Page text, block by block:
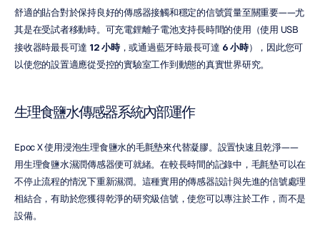
舒適的貼合對於保持良好的傳感器接觸和穩定的信號質量至關重要——尤
其是在受試者移動時。可充電鋰離子電池支持長時間的使用（使用 USB
接收器時最長可達 12 小時，或通過藍牙時最長可達 6 小時），因此您可
以使您的設置適應從受控的實驗室工作到動態的真實世界研究。
生理食鹽水傳感器系統內部運作
Epoc X 使用浸泡生理食鹽水的毛氈墊來代替凝膠。設置快速且乾淨——
用生理食鹽水濕潤傳感器便可就緒。在較長時間的記錄中，毛氈墊可以在
不停止流程的情況下重新濕潤。這種實用的傳感器設計與先進的信號處理
相結合，有助於您獲得乾淨的研究級信號，使您可以專注於工作，而不是
設備。